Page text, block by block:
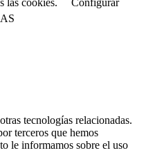
las cookies.
Configurar
tecnologías relacionadas.
terceros que hemos
le informamos sobre el uso